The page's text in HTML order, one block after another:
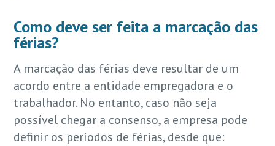
Como deve ser feita a marcação das
férias?
A marcação das férias deve resultar de um
acordo entre a entidade empregadora e o
trabalhador. No entanto, caso não seja
possível chegar a consenso, a empresa pode
definir os períodos de férias, desde que: